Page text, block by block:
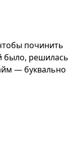
починить
было, решилась
— буквально